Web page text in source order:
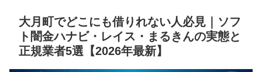
大月町でどこにも借りれない人必見｜ソフ
ト闇金ハナビ・レイス・まるきんの実態と
正規業者5選【2026年最新】